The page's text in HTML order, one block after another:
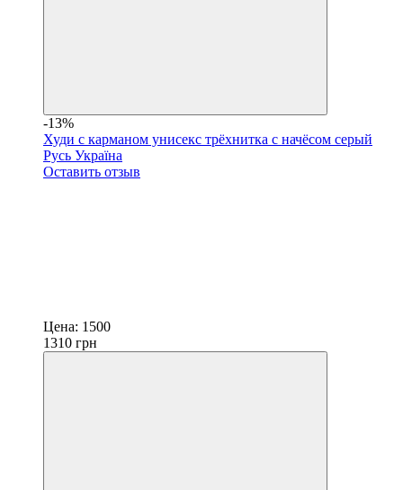
-13%
Худи с карманом унисекс трёхнитка с начёсом серый
Русь Україна
Оставить отзыв
Цена: 1500
1310 грн